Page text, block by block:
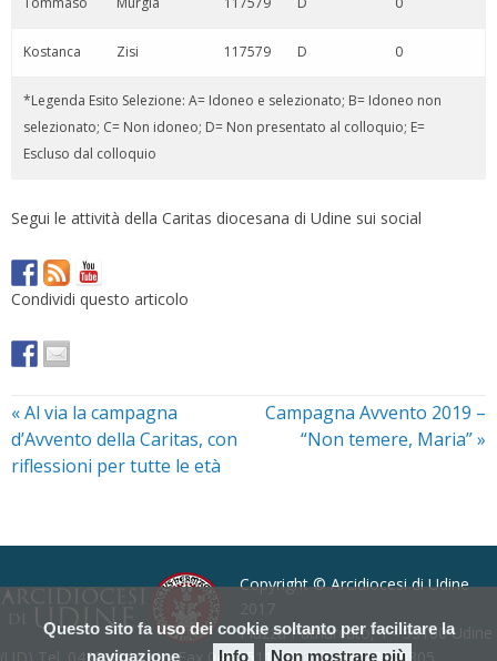
Questo sito fa uso dei cookie soltanto per facilitare la
navigazione
Info Non mostrare più
Kostanca Zisi 117579 D 0
*Legenda Esito Selezione: A= Idoneo e selezionato; B= Idoneo non
selezionato; C= Non idoneo; D= Non presentato al colloquio; E=
Escluso dal colloquio
Segui le attività della Caritas diocesana di Udine sui social
Condividi questo articolo
«Al via la campagna
d’Avvento della Caritas, con
riflessioni per tutte le età
Campagna Avvento 2019 –
“Non temere, Maria”»
Copyright © Arcidiocesi di Udine
2017
Piazza Patriarcato, 1 - 33100 Udine